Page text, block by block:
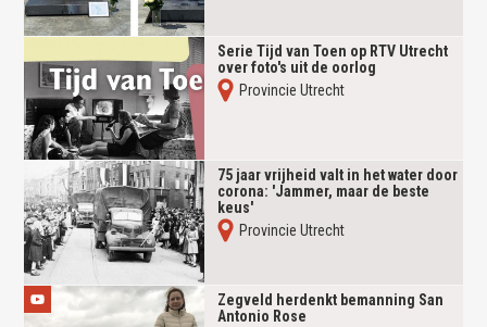
Serie Tijd van Toen op RTV Utrecht
over foto's uit de oorlog
Provincie Utrecht
75 jaar vrijheid valt in het water door
corona: 'Jammer, maar de beste
keus'
Provincie Utrecht
Zegveld herdenkt bemanning San
Antonio Rose